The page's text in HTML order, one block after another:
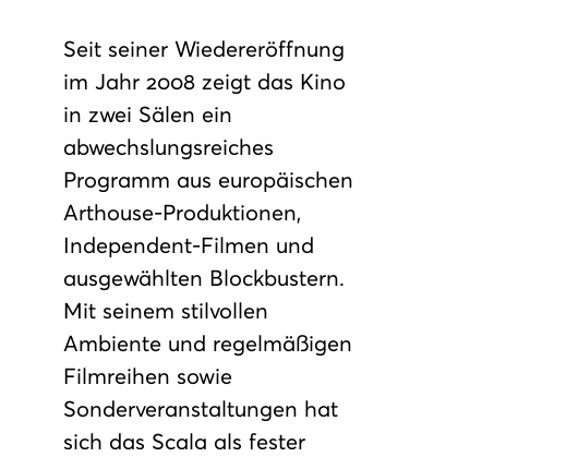
Seit seiner Wiedereröffnung
im Jahr 2008 zeigt das Kino
in zwei Sälen ein
abwechslungsreiches
Programm aus europäischen
Arthouse-Produktionen,
Independent-Filmen und
ausgewählten Blockbustern.
Mit seinem stilvollen
Ambiente und regelmäßigen
Filmreihen sowie
Sonderveranstaltungen hat
sich das Scala als fester